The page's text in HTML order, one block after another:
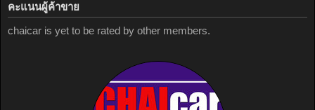
คะแนนผู้ค้าขาย
chaicar is yet to be rated by other members.